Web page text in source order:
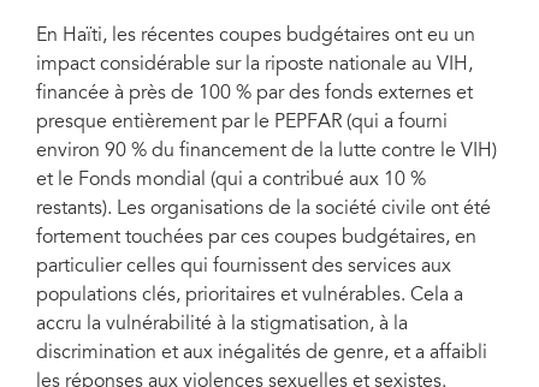
En Haïti, les récentes coupes budgétaires ont eu un
impact considérable sur la riposte nationale au VIH,
financée à près de 100 % par des fonds externes et
presque entièrement par le PEPFAR (qui a fourni
environ 90 % du financement de la lutte contre le VIH)
et le Fonds mondial (qui a contribué aux 10 %
restants). Les organisations de la société civile ont été
fortement touchées par ces coupes budgétaires, en
particulier celles qui fournissent des services aux
populations clés, prioritaires et vulnérables. Cela a
accru la vulnérabilité à la stigmatisation, à la
discrimination et aux inégalités de genre, et a affaibli
les réponses aux violences sexuelles et sexistes.